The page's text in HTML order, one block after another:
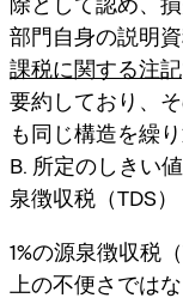
部門自身の説明資
課税に関する注記
要約しており、
も同じ構造を繰
B. 所定のしきい
泉徴収税（TDS）
1%の源泉徴収税
上の不便さではな